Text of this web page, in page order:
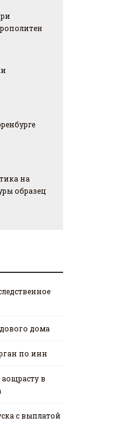
на
образец
дома
по инн
в
с выплатой